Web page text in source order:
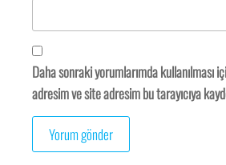
Daha sonraki yorumlarımda kullanılması
adresim ve site adresim bu tarayıcıya